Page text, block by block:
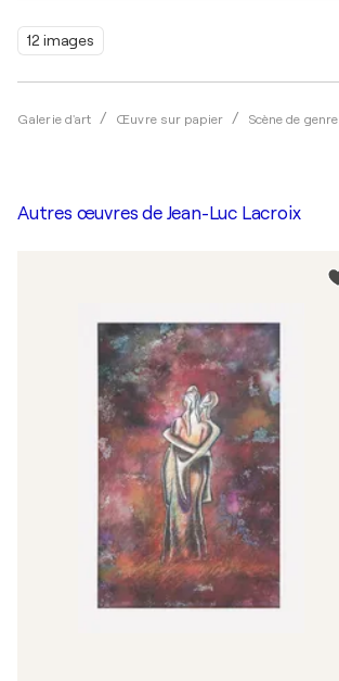
12 images
Galerie d'art Œuvre sur papier Scène de genre
Autres œuvres de Jean-Luc Lacroix